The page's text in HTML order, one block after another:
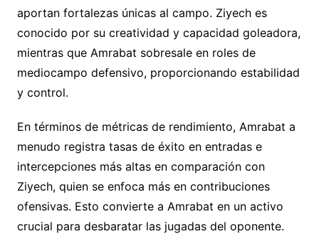
aportan fortalezas únicas al campo. Ziyech es
conocido por su creatividad y capacidad goleadora,
mientras que Amrabat sobresale en roles de
mediocampo defensivo, proporcionando estabilidad
y control.
En términos de métricas de rendimiento, Amrabat a
menudo registra tasas de éxito en entradas e
intercepciones más altas en comparación con
Ziyech, quien se enfoca más en contribuciones
ofensivas. Esto convierte a Amrabat en un activo
crucial para desbaratar las jugadas del oponente.